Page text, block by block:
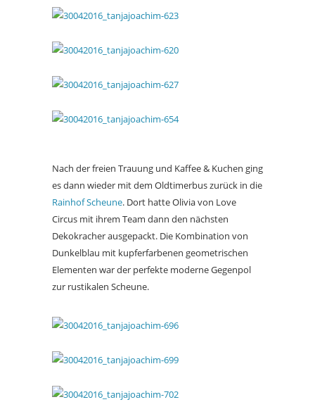
Nach der freien Trauung und Kaffee & Kuchen ging
es dann wieder mit dem Oldtimerbus zurück in die
Rainhof Scheune. Dort hatte Olivia von Love
Circus mit ihrem Team dann den nächsten
Dekokracher ausgepackt. Die Kombination von
Dunkelblau mit kupferfarbenen geometrischen
Elementen war der perfekte moderne Gegenpol
zur rustikalen Scheune.